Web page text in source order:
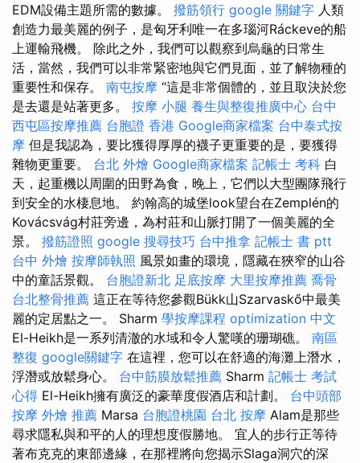
EDM設備主題所需的數據。 撥筋領行 google 關鍵字 人類
創造力最美麗的例子，是匈牙利唯一在多瑙河Ráckeve的船
上運輸飛機。 除此之外，我們可以觀察到烏龜的日常生
活，當然，我們可以非常緊密地與它們見面，並了解物種的
重要性和保存。 南屯按摩 “這是非常個體的，並且取決於您
是去還是站著更多。 按摩 小腿 養生與整復推廣中心 台中
西屯區按摩推薦 台胞證 香港 Google商家檔案 台中泰式按
摩 但是我認為，要比獲得厚厚的襪子更重要的是，要獲得
雜物更重要。 台北 外燴 Google商家檔案 記帳士 考科 白
天，起重機以周圍的田野為食，晚上，它們以大型團隊飛行
到安全的水棲息地。 約翰高的城堡look望台在Zemplén的
Kovácsvág村莊旁邊，為村莊和山脈打開了一個美麗的全
景。 撥筋證照 google 搜尋技巧 台中推拿 記帳士 書 ptt
台中 外燴 按摩師執照 風景如畫的環境，隱藏在狹窄的山谷
中的童話景觀。 台胞證新北 足底按摩 大里按摩推薦 喬骨
台北整骨推薦 這正在等待您參觀Bükk山Szarvaskő中最美
麗的定居點之一。 Sharm 學按摩課程 optimization 中文
El-Heikh是一系列清澈的水域和令人驚嘆的珊瑚礁。 南區
整復 google關鍵字 在這裡，您可以在舒適的海灘上潛水，
浮潛或放鬆身心。 台中筋膜放鬆推薦 Sharm 記帳士 考試
心得 El-Heikh擁有廣泛的豪華度假酒店和計劃。 台中頭部
按摩 外燴 推薦 Marsa 台胞證桃園 台北 按摩 Alam是那些
尋求隱私與和平的人的理想度假勝地。 宜人的步行正等待
著布克克的東部邊緣，在那裡將向您揭示Slaga洞穴的深